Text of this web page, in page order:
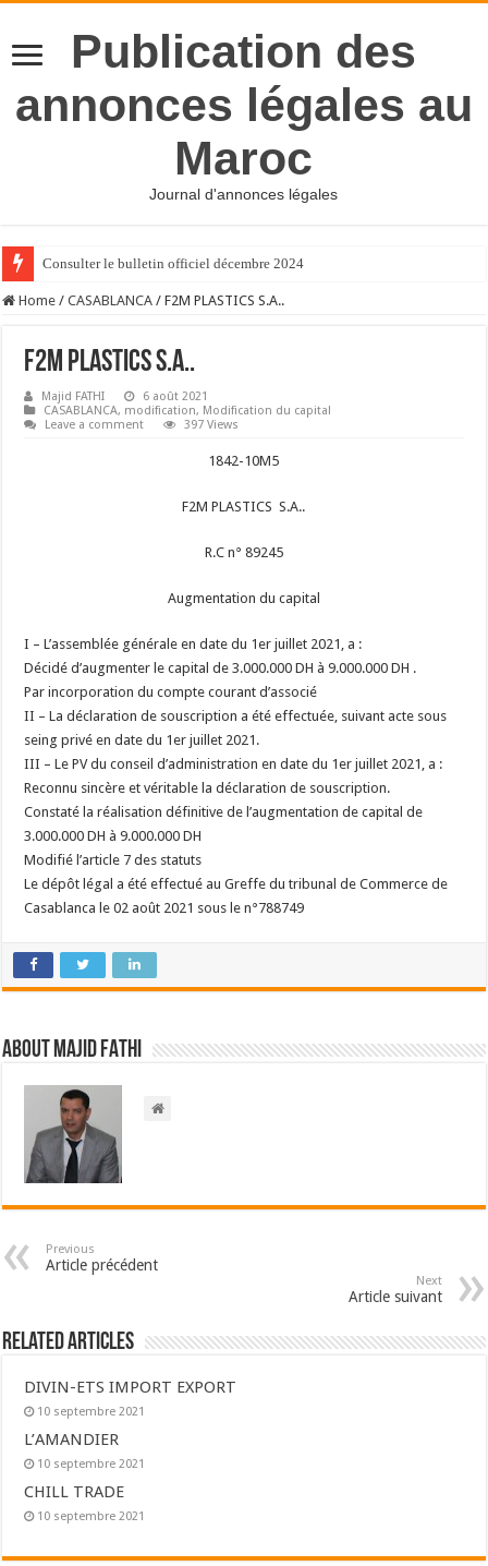
Publication des
annonces légales au
Maroc
Journal d'annonces légales
Consulter le bulletin officiel décembre 2024
Home / CASABLANCA / F2M PLASTICS S.A..
F2M PLASTICS S.A..
Majid FATHI
6 août 2021
CASABLANCA, modification, Modification du capital
Leave a comment
397 Views
1842-10M5
F2M PLASTICS S.A..
R.C n° 89245
Augmentation du capital
I – L’assemblée générale en date du 1er juillet 2021, a :
Décidé d’augmenter le capital de 3.000.000 DH à 9.000.000 DH .
Par incorporation du compte courant d’associé
II – La déclaration de souscription a été effectuée, suivant acte sous
seing privé en date du 1er juillet 2021.
III – Le PV du conseil d’administration en date du 1er juillet 2021, a :
Reconnu sincère et véritable la déclaration de souscription.
Constaté la réalisation définitive de l’augmentation de capital de
3.000.000 DH à 9.000.000 DH
Modifié l’article 7 des statuts
Le dépôt légal a été effectué au Greffe du tribunal de Commerce de
Casablanca le 02 août 2021 sous le n°788749
About Majid FATHI
Previous
Article précédent
Next
Article suivant
Related Articles
DIVIN-ETS IMPORT EXPORT
10 septembre 2021
L’AMANDIER
10 septembre 2021
CHILL TRADE
10 septembre 2021